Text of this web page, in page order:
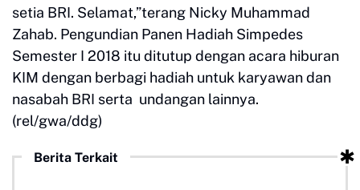
setia BRI. Selamat,”terang Nicky Muhammad
Zahab. Pengundian Panen Hadiah Simpedes
Semester I 2018 itu ditutup dengan acara hiburan
KIM dengan berbagi hadiah untuk karyawan dan
nasabah BRI serta undangan lainnya.
(rel/gwa/ddg)
Berita Terkait